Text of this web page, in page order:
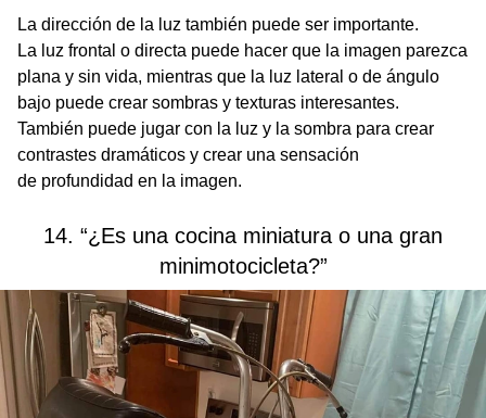
La dirección de la luz también puede ser importante.
La luz frontal o directa puede hacer que la imagen parezca
plana y sin vida, mientras que la luz lateral o de ángulo
bajo puede crear sombras y texturas interesantes.
También puede jugar con la luz y la sombra para crear
contrastes dramáticos y crear una sensación
de profundidad en la imagen.
14. “¿Es una cocina miniatura o una gran
minimotocicleta?”